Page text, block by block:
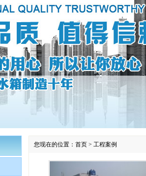
您现在的位置： 首页 > 工程案例